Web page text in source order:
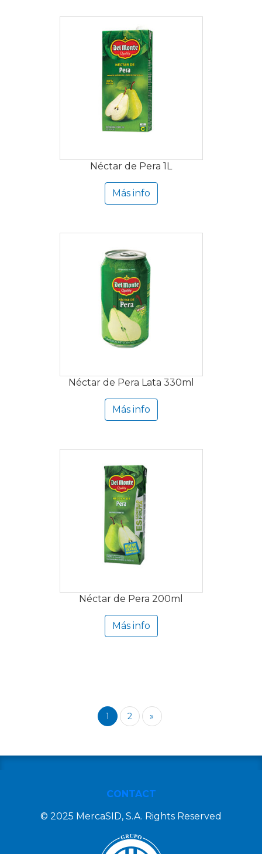
Néctar de Pera 1L
Más info
Néctar de Pera Lata 330ml
Más info
Néctar de Pera 200ml
Más info
1 2 »
CONTACT
© 2025 MercaSID, S.A. Rights Reserved